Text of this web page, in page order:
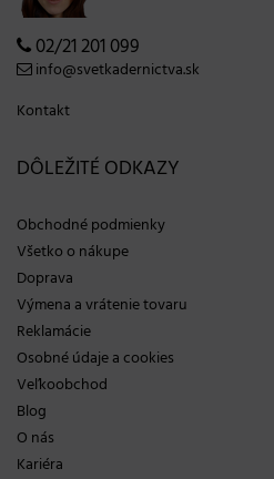
02/21 201 099
info@svetkadernictva.sk
Kontakt
DÔLEŽITÉ ODKAZY
Obchodné podmienky
Všetko o nákupe
Doprava
Výmena a vrátenie tovaru
Reklamácie
Osobné údaje a cookies
Veľkoobchod
Blog
O nás
Kariéra